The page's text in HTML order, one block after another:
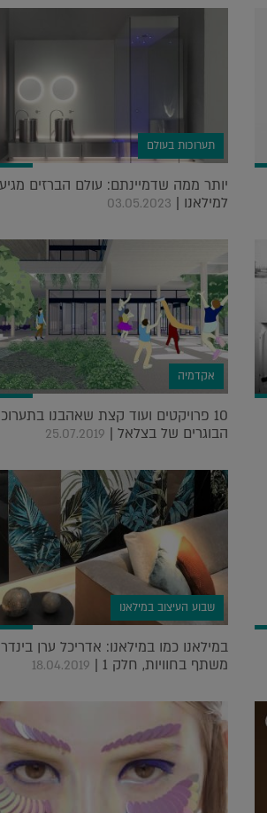
תערוכות בעולם
יותר ממה שדמיינתם: עולם הברזים
למילאנו | 03.05.2023
אקדמיה
10 פרויקטים ועוד קצת שאהבנו
הבוגרים של בצלאל | 25.07.2019
שבוע העיצוב במילאנו
במילאנו כמו במילאנו: אדריכל ערן
משתף בחוויות, חלק 1 |
18.04.2019